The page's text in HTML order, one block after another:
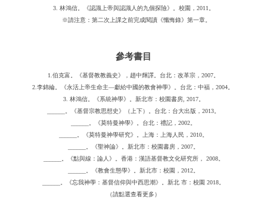
3. 林鴻信。《認識上帝與認識人的九個探險》。校園，2011。
※請注意：第二次上課之前完成閱讀《懺悔錄》第一章。
參考書目
1.伯克富。《基督教教義史》，趙中輝譯。台北：改革宗，2007。
2.李錦綸。《永活上帝生命主―獻給中國的教會神學》。台北：中福，2004。
3. 林鴻信。《系統神學》。新北市：校園書房, 2017。
______。《基督宗教思想史》（上下）。台北：台大出版，2013。
______。《莫特曼神學》。台北：禮記，2002。
______。《莫特曼神學研究》。上海：上海人民，2010。
______。《聖神論》。新北市：校園書房，2007。
______。《點與線：論人》。香港：漢語基督教文化研究所， 2008。
______。《教會生態學》。新北市：校園，2012。
______。《忘我神學：基督信仰與中西思潮》。新北 市：校園 2018。
（請點選查看更多）